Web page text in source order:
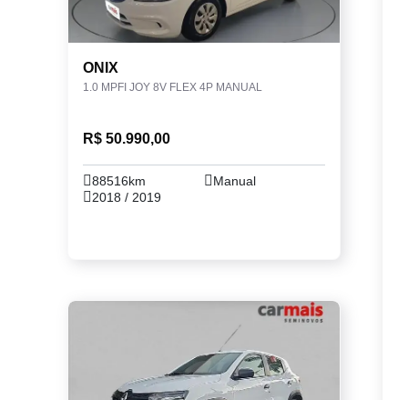
ONIX
1.0 MPFI JOY 8V FLEX 4P MANUAL
R$ 50.990,00
88516km
Manual
2018 / 2019